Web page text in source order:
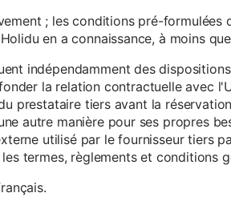
; les conditions pré-
en a connaissance, à moins
indépendamment des
la relation contractuelle avec
prestataire tiers avant la
autre manière pour ses propres
utilisé par le fournisseur tiers
termes, règlements et conditions